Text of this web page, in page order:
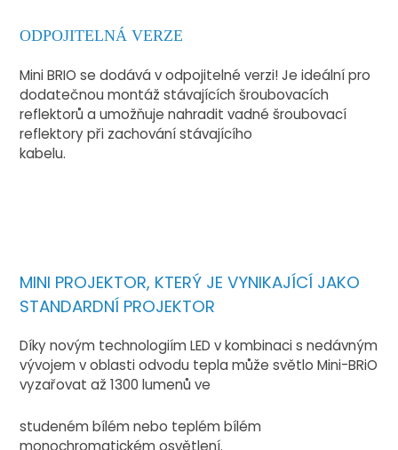
ODPOJITELNÁ VERZE
Mini BRIO se dodává v odpojitelné verzi! Je ideální pro
dodatečnou montáž stávajících šroubovacích
reflektorů a umožňuje nahradit vadné šroubovací
reflektory při zachování stávajícího
kabelu.
MINI PROJEKTOR, KTERÝ JE VYNIKAJÍCÍ JAKO
STANDARDNÍ PROJEKTOR
Díky novým technologiím LED v kombinaci s nedávným
vývojem v oblasti odvodu tepla může světlo Mini-BRiO
vyzařovat až 1300 lumenů ve
studeném bílém nebo teplém bílém